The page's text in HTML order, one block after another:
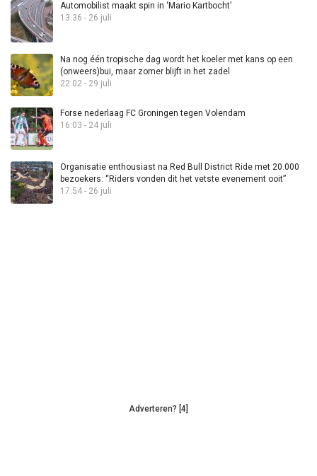
Automobilist maakt spin in ‘Mario Kartbocht’
13:36 - 26 juli
Na nog één tropische dag wordt het koeler met kans op een
(onweers)bui, maar zomer blijft in het zadel
22:02 - 29 juli
Forse nederlaag FC Groningen tegen Volendam
16:03 - 24 juli
Organisatie enthousiast na Red Bull District Ride met 20.000
bezoekers: “Riders vonden dit het vetste evenement ooit”
17:54 - 26 juli
Adverteren? [4]